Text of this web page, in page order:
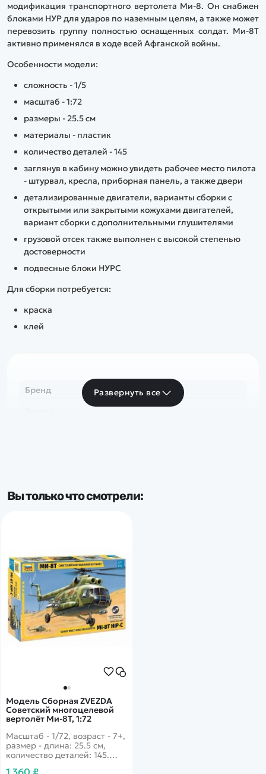
модификация транспортного вертолета Ми-8. Он снабжен
блоками НУР для ударов по наземным целям, а также может
перевозить группу полностью оснащенных солдат. Ми-8Т
активно применялся в ходе всей Афганской войны.
Особенности модели:
сложность - 1/5
масштаб - 1:72
размеры - 25.5 см
материалы - пластик
количество деталей - 145
заглянув в кабину можно увидеть рабочее место пилота
- штурвал, кресла, приборная панель, а также двери
детализированные двигатели, варианты сборки с
открытыми или закрытыми кожухами двигателей,
вариант сборки с дополнительными глушителями
грузовой отсек также выполнен с высокой степенью
достоверности
подвесные блоки НУРС
Для сборки потребуется:
краска
клей
Бренд
Развернуть все
Вы только что смотрели:
Модель Сборная ZVEZDA
Советский многоцелевой
вертолёт Ми-8Т, 1:72
Масштаб - 1/72, возраст - 7+,
размер - длина: 25.5 см,
количество деталей: 145.